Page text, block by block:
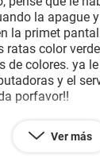
la apague
la primet
ratas color
de colores. ya
y el
porfavor!!
Ver más